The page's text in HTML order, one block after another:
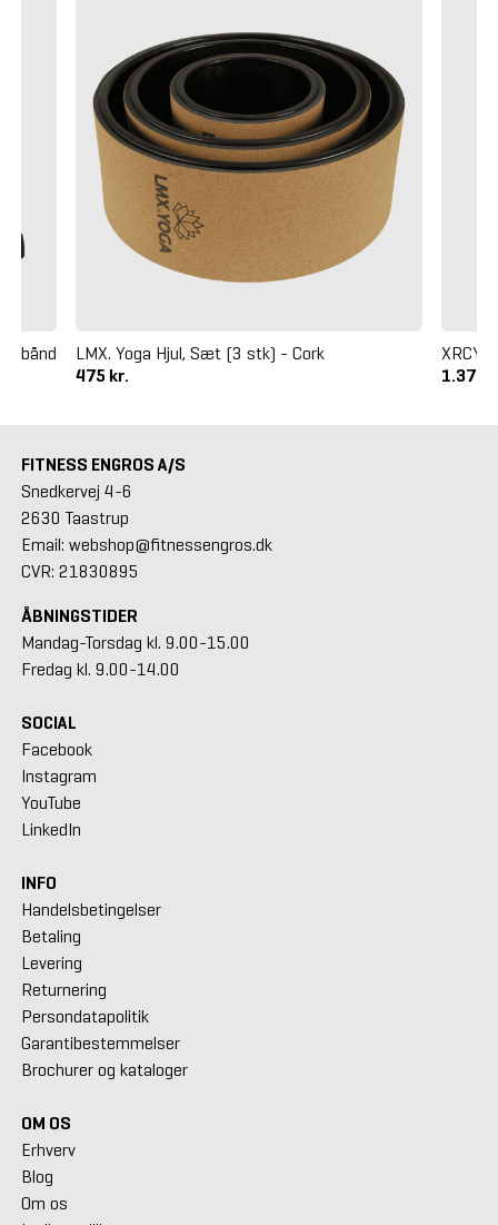
LMX. Yoga Hjul, Sæt (3 stk) - Cork
475 kr.
1.375
FITNESS ENGROS A/S
Snedkervej 4-6
2630 Taastrup
Email: webshop@fitnessengros.dk
CVR: 21830895
ÅBNINGSTIDER
Mandag-Torsdag kl. 9.00-15.00
Fredag kl. 9.00-14.00
SOCIAL
Facebook
Instagram
YouTube
LinkedIn
INFO
Handelsbetingelser
Betaling
Levering
Returnering
Persondatapolitik
Garantibestemmelser
Brochurer og kataloger
OM OS
Erhverv
Blog
Om os